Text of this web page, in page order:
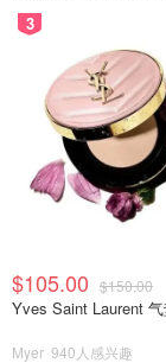
3
$105.00 $150.00
Yves Saint Laurent
Myer 940人感兴趣